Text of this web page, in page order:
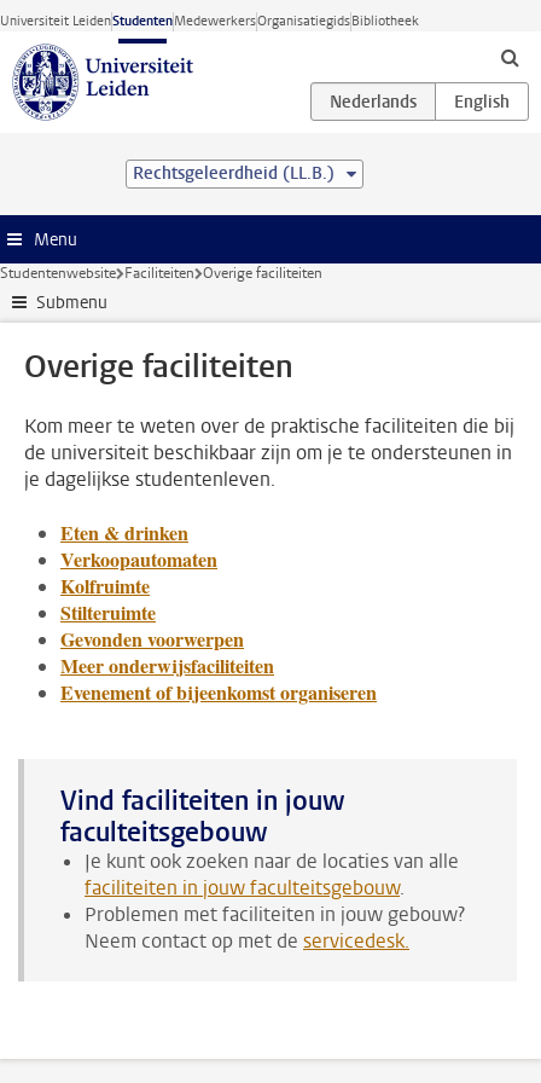
Ga direct naar de inhoud
Universiteit LeidenStudentenMedewerkersOrganisatiegidsBibliotheek
Rechtsgeleerdheid (LL.B.)
Menu
Studentenwebsite Faciliteiten Overige faciliteiten
Submenu
Overige faciliteiten
Kom meer te weten over de praktische faciliteiten die bij
de universiteit beschikbaar zijn om je te ondersteunen in
je dagelijkse studentenleven.
Eten & drinken
Verkoopautomaten
Kolfruimte
Stilteruimte
Gevonden voorwerpen
Meer onderwijsfaciliteiten
Evenement of bijeenkomst organiseren
Vind faciliteiten in jouw
faculteitsgebouw
Je kunt ook zoeken naar de locaties van alle
faciliteiten in jouw faculteitsgebouw.
Problemen met faciliteiten in jouw gebouw?
Neem contact op met de servicedesk.